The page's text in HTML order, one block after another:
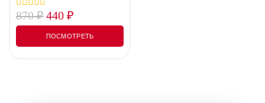
0
out
5
870₽440 ₽
ПОСМОТРЕТЬ